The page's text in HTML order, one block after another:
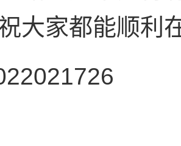
大家都能顺利